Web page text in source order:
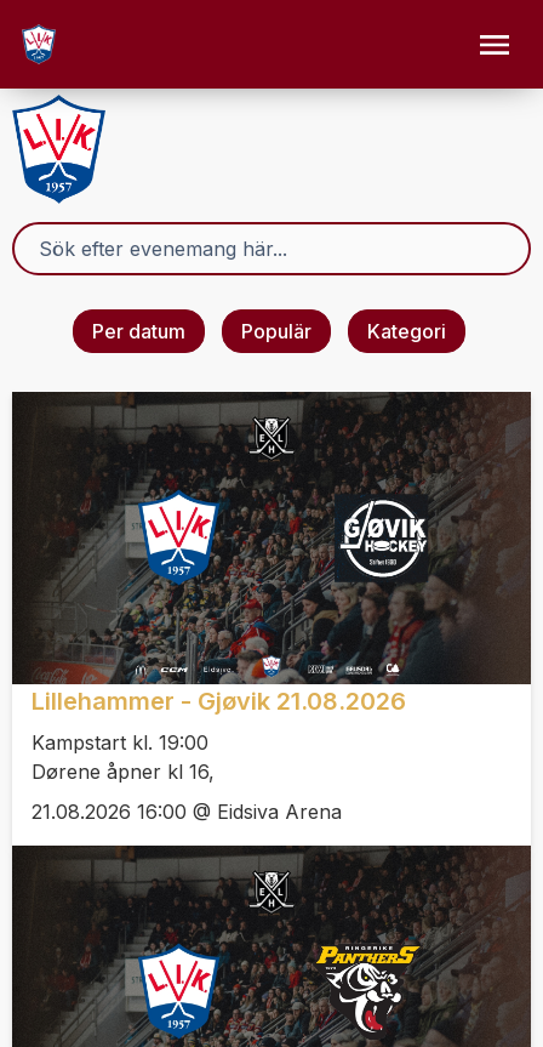
Per datum Populär Kategori
Lillehammer - Gjøvik 21.08.2026
Kampstart kl. 19:00
Dørene åpner kl 16,
21.08.2026 16:00 @ Eidsiva Arena